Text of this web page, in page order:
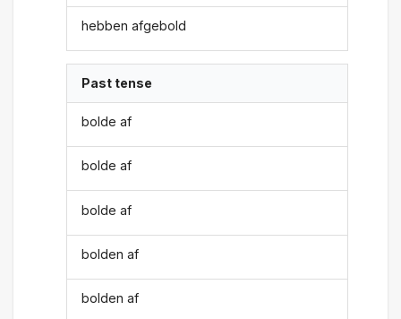
hebben afgebold
Past tense
bolde af
bolde af
bolde af
bolden af
bolden af